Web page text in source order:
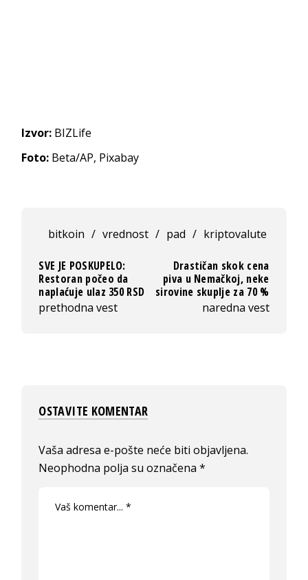
Izvor: BIZLife
Foto: Beta/AP, Pixabay
bitkoin / vrednost / pad / kriptovalute
SVE JE POSKUPELO:
Restoran počeo da
naplaćuje ulaz 350 RSD
prethodna vest
Drastičan skok cena
piva u Nemačkoj, neke
sirovine skuplje za 70 %
naredna vest
OSTAVITE KOMENTAR
Vaša adresa e-pošte neće biti objavljena.
Neophodna polja su označena*